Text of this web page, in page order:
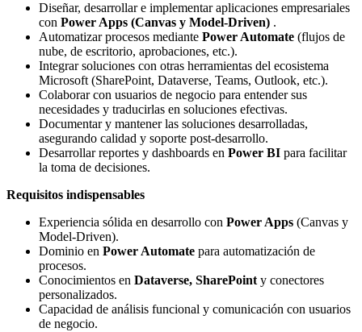
Diseñar, desarrollar e implementar aplicaciones empresariales
con Power Apps (Canvas y Model-Driven) .
Automatizar procesos mediante Power Automate (flujos de
nube, de escritorio, aprobaciones, etc.).
Integrar soluciones con otras herramientas del ecosistema
Microsoft (SharePoint, Dataverse, Teams, Outlook, etc.).
Colaborar con usuarios de negocio para entender sus
necesidades y traducirlas en soluciones efectivas.
Documentar y mantener las soluciones desarrolladas,
asegurando calidad y soporte post-desarrollo.
Desarrollar reportes y dashboards en Power BI para facilitar
la toma de decisiones.
Requisitos indispensables
Experiencia sólida en desarrollo con Power Apps (Canvas y
Model-Driven).
Dominio en Power Automate para automatización de
procesos.
Conocimientos en Dataverse, SharePoint y conectores
personalizados.
Capacidad de análisis funcional y comunicación con usuarios
de negocio.